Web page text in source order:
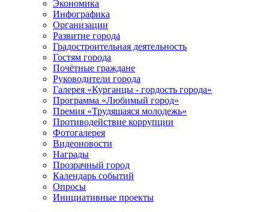
Экономика
Инфографика
Организации
Развитие города
Градостроительная деятельность
Гостям города
Почётные граждане
Руководители города
Галерея «Курганцы - гордость города»
Программа «Любимый город»
Премия «Трудящаяся молодежь»
Противодействие коррупции
Фотогалерея
Видеоновости
Награды
Прозрачный город
Календарь событий
Опросы
Инициативные проекты